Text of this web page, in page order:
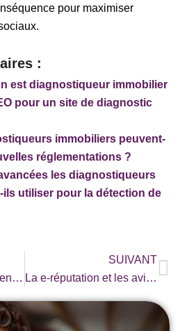
pour maximiser
:
est diagnostiqueur immobilier
pour un site de diagnostic
immobiliers peuvent-
réglementations ?
les diagnostiqueurs
utiliser pour la détection de
Prise de rendez-vous en ligne et devis pour le diagnostic immobilier
SUIVANT
La e-réputation et les avis clients quand on est diagnostiqueur immobilier